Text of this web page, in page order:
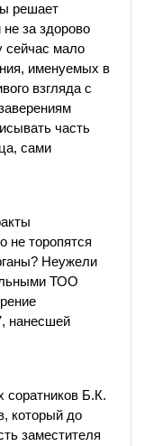
решает
за здорово
сейчас мало
именуемых в
взгляда с
часть
сами
не торопятся
Неужели
ТОО
нанесшей
Б.К.
который до
заместителя